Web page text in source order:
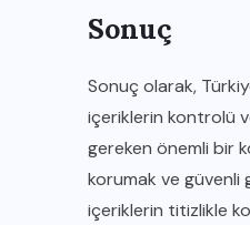
Sonuç
Sonuç olarak,
içeriklerin kontrolü
gereken önemli bir
korumak ve güvenli
içeriklerin titizlikle